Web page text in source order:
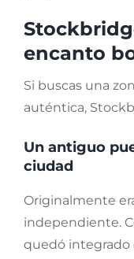
encanto
Si buscas una
auténtica,
Un antiguo
ciudad
Originalmente
independiente.
quedó integrado